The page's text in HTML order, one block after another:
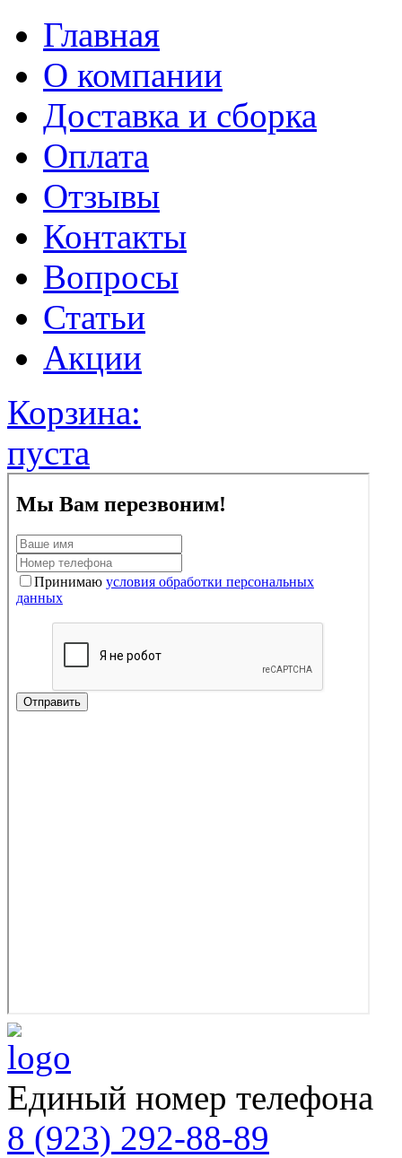
Главная
О компании
Доставка и сборка
Оплата
Отзывы
Контакты
Вопросы
Статьи
Акции
Корзина:
пуста
Единый номер телефона
8 (923) 292-88-89